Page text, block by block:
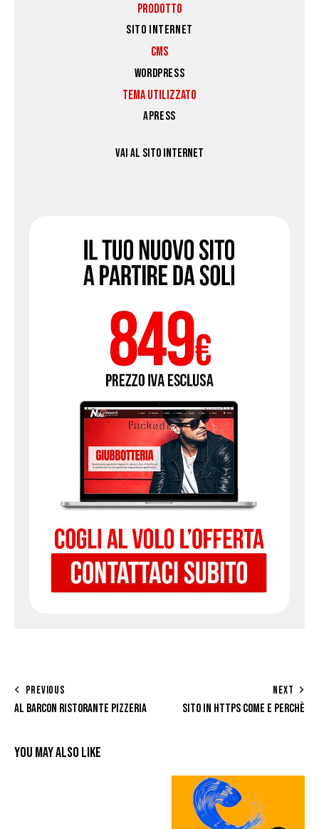
PRODOTTO
SITO INTERNET
CMS
WORDPRESS
TEMA UTILIZZATO
APRESS
VAI AL SITO INTERNET
PREVIOUS
AL BARCON RISTORANTE PIZZERIA
NEXT
SITO IN HTTPS COME E PERCHÈ
YOU MAY ALSO LIKE